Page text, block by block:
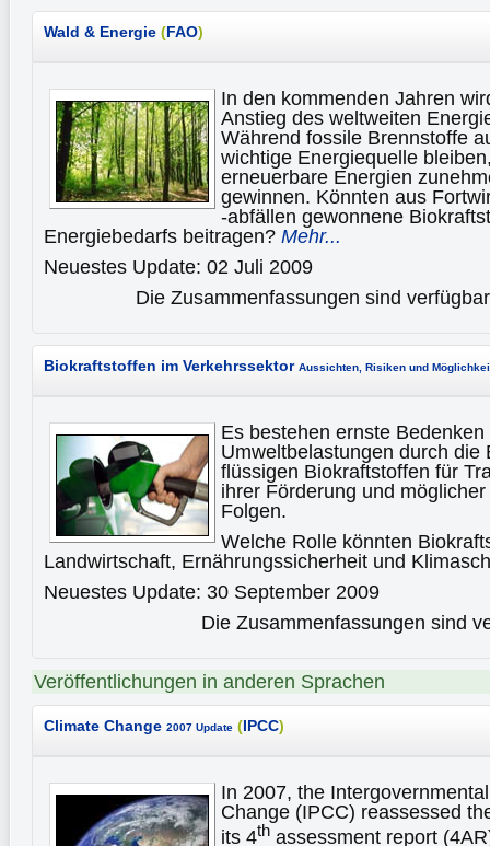
Wald & Energie (FAO)
In den kommenden Jahren
Anstieg des weltweiten
Während fossile Brennstoffe
wichtige Energiequelle
erneuerbare Energien
gewinnen. Könnten aus
-abfällen gewonnene
Energiebedarfs beitragen? Mehr...
Neuestes Update: 02 Juli 2009
Die Zusammenfassungen sind
Biokraftstoffen im Verkehrssektor Aussichten, Risiken und
Es bestehen ernste
Umweltbelastungen durch die
flüssigen Biokraftstoffen für
ihrer Förderung und
Folgen.
Welche Rolle könnten
Landwirtschaft, Ernährungssicherheit und
Neuestes Update: 30 September 2009
Die Zusammenfassungen sind
Veröffentlichungen in anderen Sprachen
Climate Change 2007 Update (IPCC)
In 2007, the
Change (IPCC) reassessed
its 4th assessment report